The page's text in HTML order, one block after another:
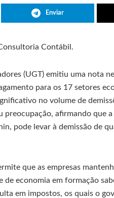
Enviar
Contábil.
(UGT) emitiu uma nota
para os 17 setores
no volume de
preocupação, afirmando que
pode levar à demissão de
que as empresas
de economia em formação
em impostos, os quais o